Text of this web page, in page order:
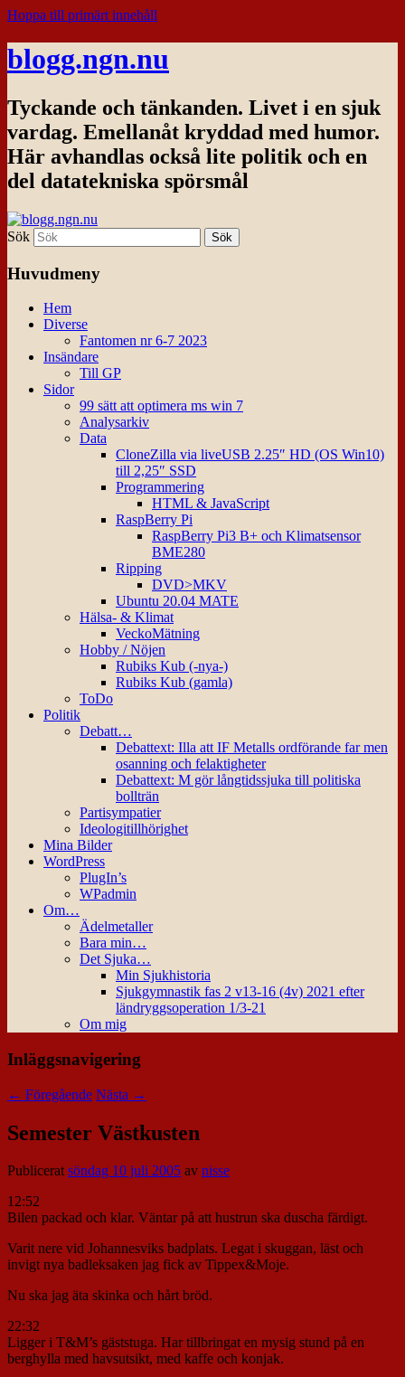
Hoppa till primärt innehåll
blogg.ngn.nu
Tyckande och tänkanden. Livet i en sjuk
vardag. Emellanåt kryddad med humor.
Här avhandlas också lite politik och en
del datatekniska spörsmål
Sök
Huvudmeny
Hem
Diverse
Fantomen nr 6-7 2023
Insändare
Till GP
Sidor
99 sätt att optimera ms win 7
Analysarkiv
Data
CloneZilla via liveUSB 2.25″ HD (OS Win10)
till 2,25″ SSD
Programmering
HTML & JavaScript
RaspBerry Pi
RaspBerry Pi3 B+ och Klimatsensor
BME280
Ripping
DVD>MKV
Ubuntu 20.04 MATE
Hälsa- & Klimat
VeckoMätning
Hobby / Nöjen
Rubiks Kub (-nya-)
Rubiks Kub (gamla)
ToDo
Politik
Debatt…
Debattext: Illa att IF Metalls ordförande far men
osanning och felaktigheter
Debattext: M gör långtidssjuka till politiska
bollträn
Partisympatier
Ideologitillhörighet
Mina Bilder
WordPress
PlugIn’s
WPadmin
Om…
Ädelmetaller
Bara min…
Det Sjuka…
Min Sjukhistoria
Sjukgymnastik fas 2 v13-16 (4v) 2021 efter
ländryggsoperation 1/3-21
Om mig
Inläggsnavigering
← Föregående Nästa →
Semester Västkusten
Publiceratsöndag 10 juli 2005 av nisse
12:52
Bilen packad och klar. Väntar på att hustrun ska duscha färdigt.
Varit nere vid Johannesviks badplats. Legat i skuggan, läst och
invigt nya badleksaken jag fick av Tippex&Moje.
Nu ska jag äta skinka och hårt bröd.
22:32
Ligger i T&M’s gäststuga. Har tillbringat en mysig stund på en
berghylla med havsutsikt, med kaffe och konjak.